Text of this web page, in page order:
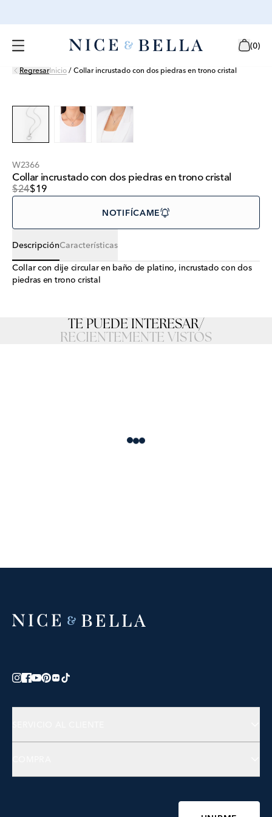
(0)
RegresarInicio / Collar incrustado con dos piedras en trono cristal
W2366
Collar incrustado con dos piedras en trono cristal
$24$19
NOTIFÍCAME
DescripciónCaracterísticas
Collar con dije circular en baño de platino, incrustado con dos
piedras en trono cristal
TE PUEDE INTERESAR/
RECIENTEMENTE VISTOS
Loading